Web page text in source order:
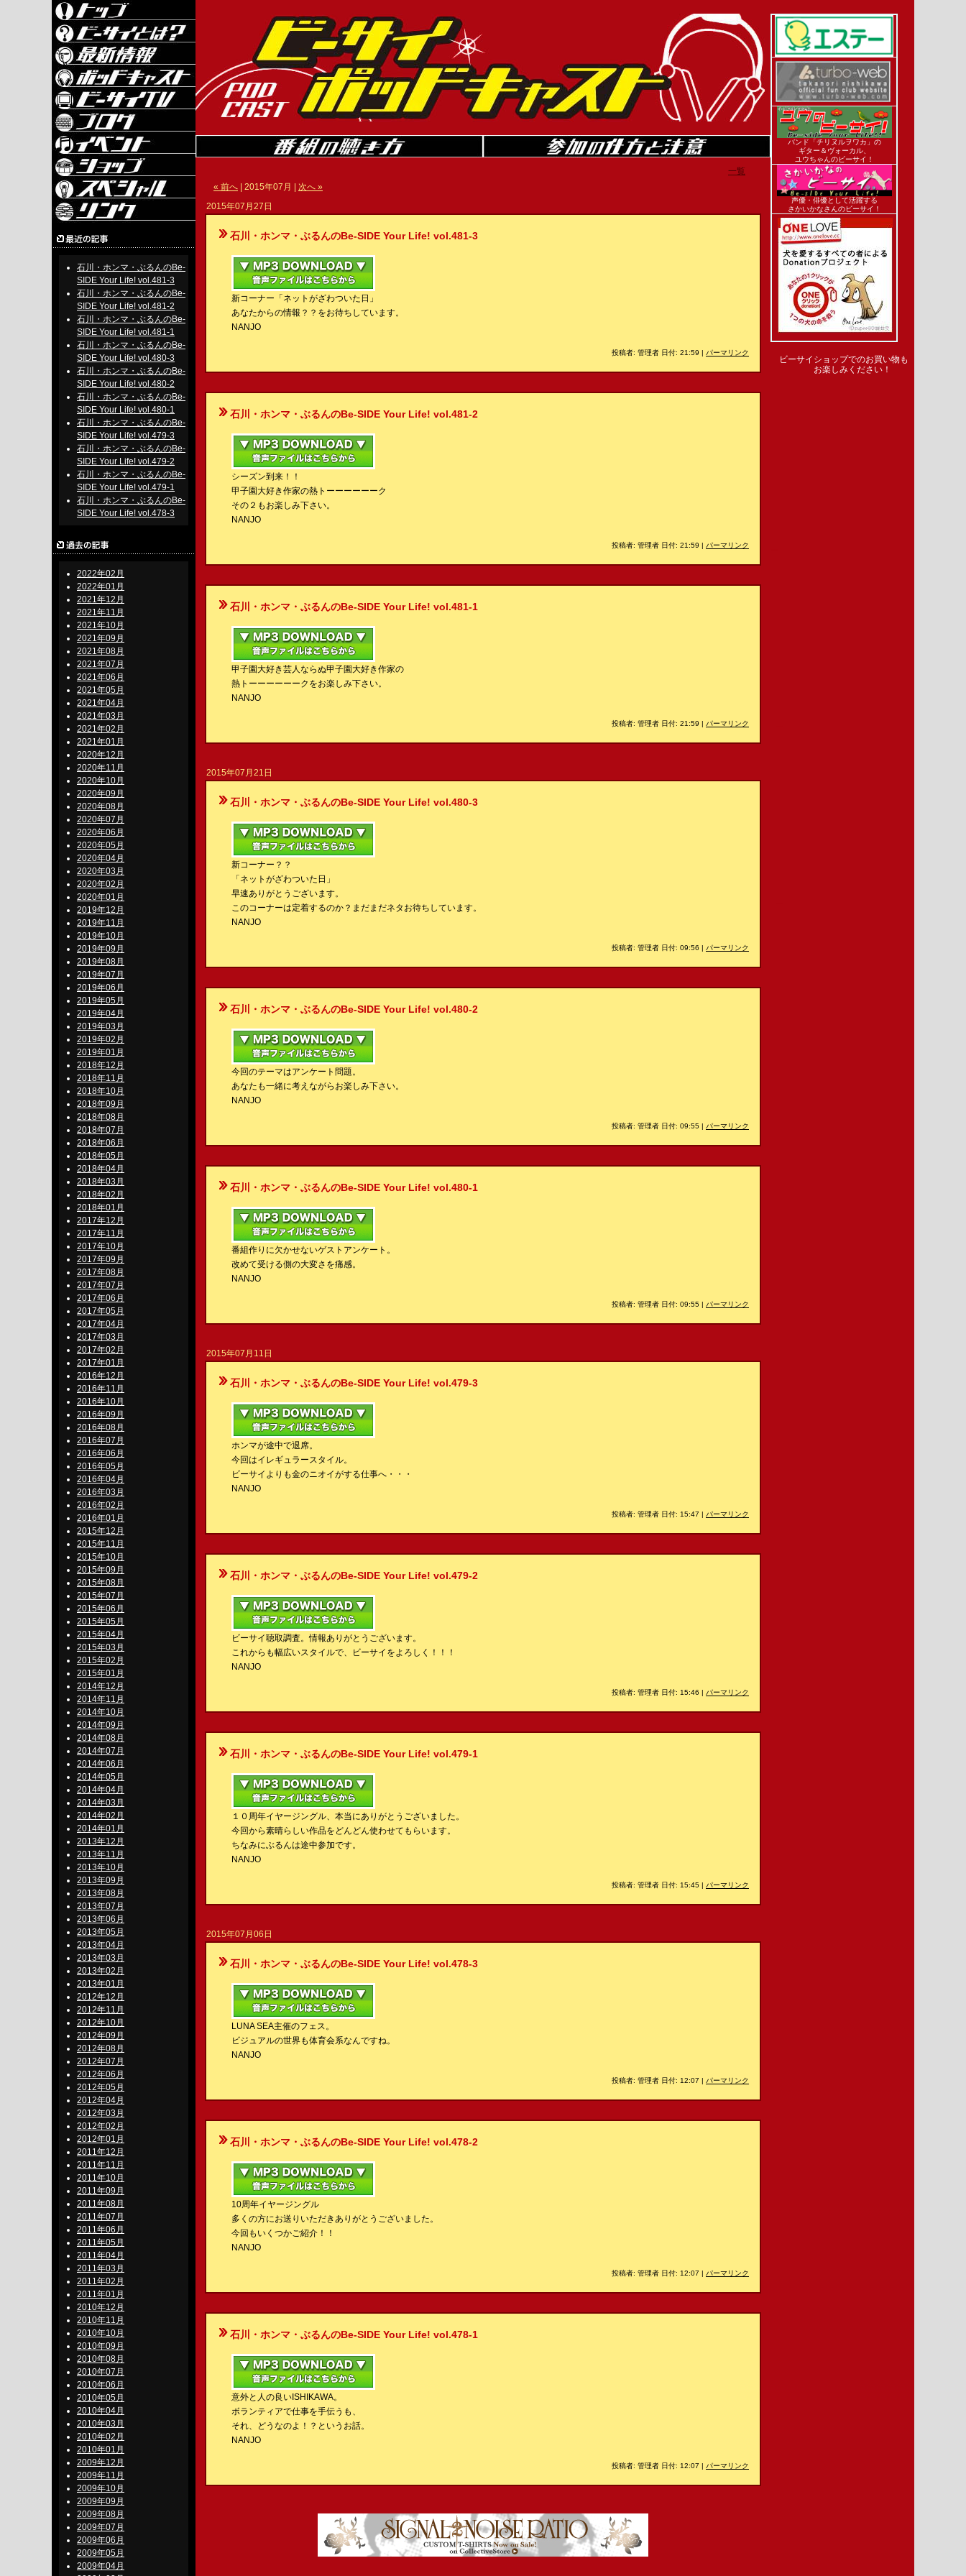
石川・ホンマ・ぶるんのBe-
SIDE Your Life! vol.481-3
石川・ホンマ・ぶるんのBe-
SIDE Your Life! vol.481-2
石川・ホンマ・ぶるんのBe-
SIDE Your Life! vol.481-1
石川・ホンマ・ぶるんのBe-
SIDE Your Life! vol.480-3
石川・ホンマ・ぶるんのBe-
SIDE Your Life! vol.480-2
石川・ホンマ・ぶるんのBe-
SIDE Your Life! vol.480-1
石川・ホンマ・ぶるんのBe-
SIDE Your Life! vol.479-3
石川・ホンマ・ぶるんのBe-
SIDE Your Life! vol.479-2
石川・ホンマ・ぶるんのBe-
SIDE Your Life! vol.479-1
石川・ホンマ・ぶるんのBe-
SIDE Your Life! vol.478-3
2022年02月
2022年01月
2021年12月
2021年11月
2021年10月
2021年09月
2021年08月
2021年07月
2021年06月
2021年05月
2021年04月
2021年03月
2021年02月
2021年01月
2020年12月
2020年11月
2020年10月
2020年09月
2020年08月
2020年07月
2020年06月
2020年05月
2020年04月
2020年03月
2020年02月
2020年01月
2019年12月
2019年11月
2019年10月
2019年09月
2019年08月
2019年07月
2019年06月
2019年05月
2019年04月
2019年03月
2019年02月
2019年01月
2018年12月
2018年11月
2018年10月
2018年09月
2018年08月
2018年07月
2018年06月
2018年05月
2018年04月
2018年03月
2018年02月
2018年01月
2017年12月
2017年11月
2017年10月
2017年09月
2017年08月
2017年07月
2017年06月
2017年05月
2017年04月
2017年03月
2017年02月
2017年01月
2016年12月
2016年11月
2016年10月
2016年09月
2016年08月
2016年07月
2016年06月
2016年05月
2016年04月
2016年03月
2016年02月
2016年01月
2015年12月
2015年11月
2015年10月
2015年09月
2015年08月
2015年07月
2015年06月
2015年05月
2015年04月
2015年03月
2015年02月
2015年01月
2014年12月
2014年11月
2014年10月
2014年09月
2014年08月
2014年07月
2014年06月
2014年05月
2014年04月
2014年03月
2014年02月
2014年01月
2013年12月
2013年11月
2013年10月
2013年09月
2013年08月
2013年07月
2013年06月
2013年05月
2013年04月
2013年03月
2013年02月
2013年01月
2012年12月
2012年11月
2012年10月
2012年09月
2012年08月
2012年07月
2012年06月
2012年05月
2012年04月
2012年03月
2012年02月
2012年01月
2011年12月
2011年11月
2011年10月
2011年09月
2011年08月
2011年07月
2011年06月
2011年05月
2011年04月
2011年03月
2011年02月
2011年01月
2010年12月
2010年11月
2010年10月
2010年09月
2010年08月
2010年07月
2010年06月
2010年05月
2010年04月
2010年03月
2010年02月
2010年01月
2009年12月
2009年11月
2009年10月
2009年09月
2009年08月
2009年07月
2009年06月
2009年05月
2009年04月
一覧
« 前へ | 2015年07月 | 次へ »
2015年07月27日
石川・ホンマ・ぶるんのBe-SIDE Your Life! vol.481-3
新コーナー「ネットがざわついた日」
あなたからの情報？？をお待ちしています。
NANJO
投稿者: 管理者 日付: 21:59 | パーマリンク
石川・ホンマ・ぶるんのBe-SIDE Your Life! vol.481-2
シーズン到来！！
甲子園大好き作家の熱トーーーーーーク
その２もお楽しみ下さい。
NANJO
投稿者: 管理者 日付: 21:59 | パーマリンク
石川・ホンマ・ぶるんのBe-SIDE Your Life! vol.481-1
甲子園大好き芸人ならぬ甲子園大好き作家の
熱トーーーーーークをお楽しみ下さい。
NANJO
投稿者: 管理者 日付: 21:59 | パーマリンク
2015年07月21日
石川・ホンマ・ぶるんのBe-SIDE Your Life! vol.480-3
新コーナー？？
「ネットがざわついた日」
早速ありがとうございます。
このコーナーは定着するのか？まだまだネタお待ちしています。
NANJO
投稿者: 管理者 日付: 09:56 | パーマリンク
石川・ホンマ・ぶるんのBe-SIDE Your Life! vol.480-2
今回のテーマはアンケート問題。
あなたも一緒に考えながらお楽しみ下さい。
NANJO
投稿者: 管理者 日付: 09:55 | パーマリンク
石川・ホンマ・ぶるんのBe-SIDE Your Life! vol.480-1
番組作りに欠かせないゲストアンケート。
改めて受ける側の大変さを痛感。
NANJO
投稿者: 管理者 日付: 09:55 | パーマリンク
2015年07月11日
石川・ホンマ・ぶるんのBe-SIDE Your Life! vol.479-3
ホンマが途中で退席。
今回はイレギュラースタイル。
ビーサイよりも金のニオイがする仕事へ・・・
NANJO
投稿者: 管理者 日付: 15:47 | パーマリンク
石川・ホンマ・ぶるんのBe-SIDE Your Life! vol.479-2
ビーサイ聴取調査。情報ありがとうございます。
これからも幅広いスタイルで、ビーサイをよろしく！！！
NANJO
投稿者: 管理者 日付: 15:46 | パーマリンク
石川・ホンマ・ぶるんのBe-SIDE Your Life! vol.479-1
１０周年イヤージングル、本当にありがとうございました。
今回から素晴らしい作品をどんどん使わせてもらいます。
ちなみにぶるんは途中参加です。
NANJO
投稿者: 管理者 日付: 15:45 | パーマリンク
2015年07月06日
石川・ホンマ・ぶるんのBe-SIDE Your Life! vol.478-3
LUNA SEA主催のフェス。
ビジュアルの世界も体育会系なんですね。
NANJO
投稿者: 管理者 日付: 12:07 | パーマリンク
石川・ホンマ・ぶるんのBe-SIDE Your Life! vol.478-2
10周年イヤージングル
多くの方にお送りいただきありがとうございました。
今回もいくつかご紹介！！
NANJO
投稿者: 管理者 日付: 12:07 | パーマリンク
石川・ホンマ・ぶるんのBe-SIDE Your Life! vol.478-1
意外と人の良いISHIKAWA。
ボランティアで仕事を手伝うも、
それ、どうなのよ！？というお話。
NANJO
投稿者: 管理者 日付: 12:07 | パーマリンク
バンド「チリヌルヲワカ」の
ギター＆ヴォーカル、
ユウちゃんのビーサイ！
声優・俳優として活躍する
さかいかなさんのビーサイ！
ビーサイショップでのお買い物も
お楽しみください！